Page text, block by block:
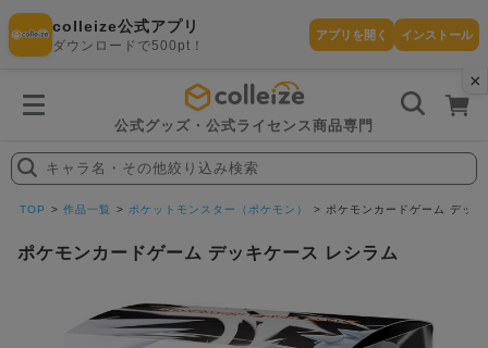
×
colleize公式アプリ
ダウンロードで500pt！
アプリを開く インストール
公式グッズ・公式ライセンス商品専門
探
す
お気に入
キャラ名・その他絞り込み検索
TOP 作品一覧 ポケットモンスター（ポケモン） ポケモンカードゲーム デッ
ポケモンカードゲーム デッキケース レシラム